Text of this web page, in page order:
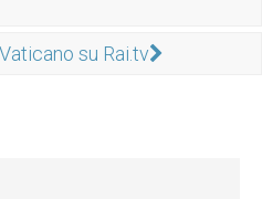
su Rai.tv